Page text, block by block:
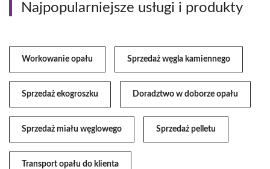
Najpopularniejsze usługi i produkty
Workowanie opału Sprzedaż węgla kamiennego
Sprzedaż ekogroszku Doradztwo w doborze opału
Sprzedaż miału węglowego Sprzedaż pelletu
Transport opału do klienta